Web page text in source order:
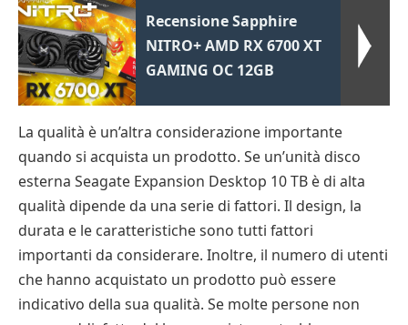
Recensione Sapphire
NITRO+ AMD RX 6700 XT
GAMING OC 12GB
La qualità è un’altra considerazione importante
quando si acquista un prodotto. Se un’unità disco
esterna Seagate Expansion Desktop 10 TB è di alta
qualità dipende da una serie di fattori. Il design, la
durata e le caratteristiche sono tutti fattori
importanti da considerare. Inoltre, il numero di utenti
che hanno acquistato un prodotto può essere
indicativo della sua qualità. Se molte persone non